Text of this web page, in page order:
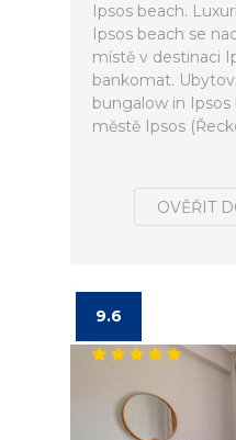
Ipsos beach.
Ipsos beach se
místě v destinaci
bankomat.
bungalow in Ipsos
městě Ipsos
OVĚŘIT
9.6